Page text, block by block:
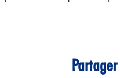
Partager